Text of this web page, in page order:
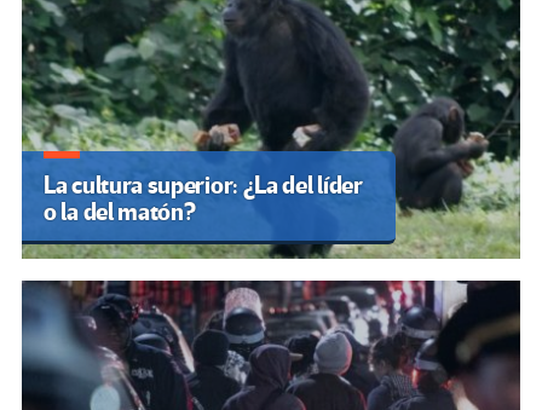
La cultura superior: ¿La del líder
o la del matón?